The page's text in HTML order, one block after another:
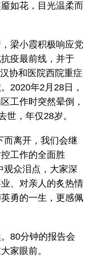
如花，目光温柔而
梁小霞积极响应党
疫最前线，并于
协和医院西院重症
2020年2月28日，
工作时突然晕倒，
世，年仅28岁。
离开，我们会继
工作的全面胜
观众泪点，大家深
、对亲人的炙热情
勇的一生，更感佩
80分钟的报告会
家眼前。